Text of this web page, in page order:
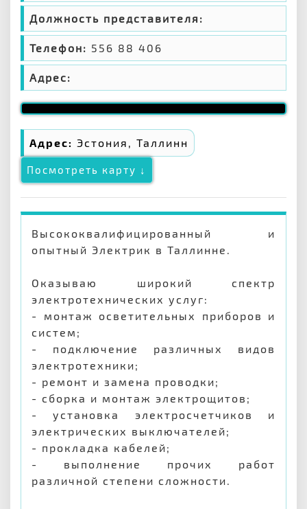
Должность представителя:
Телефон: 556 88 406
Адрес:
Адрес: Эстония, Таллинн
Посмотреть карту ↓
Высококвалифицированный и
опытный Электрик в Таллинне.
Оказываю широкий спектр
электротехнических услуг:
- монтаж осветительных приборов и
систем;
- подключение различных видов
электротехники;
- ремонт и замена проводки;
- сборка и монтаж электрощитов;
- установка электросчетчиков и
электрических выключателей;
- прокладка кабелей;
- выполнение прочих работ
различной степени сложности.